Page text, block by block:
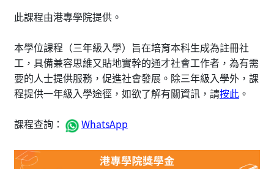
此課程由港專學院提供。
本學位課程（三年級入學）旨在培育本科生成為註冊社
工，具備兼容思維又貼地實幹的通才社會工作者，為有需
要的人士提供服務，促進社會發展。除三年級入學外，課
程提供一年級入學途徑，如欲了解有關資訊，請按此 。
課程查詢： WhatsApp